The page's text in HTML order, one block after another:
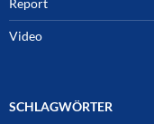
Video
SCHLAGWÖRTER